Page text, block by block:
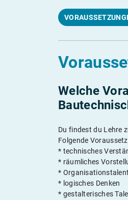
Welche
Du findest du Lehre
Folgende
* technisches
* räumliches
* Organisationstalent
* logisches Denken
* gestalterisches